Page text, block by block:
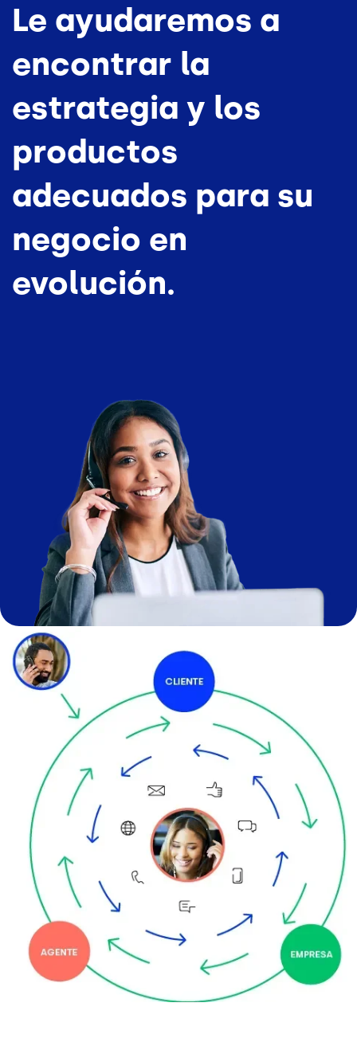
Le ayudaremos a
encontrar la
estrategia y los
productos
adecuados para su
negocio en
evolución.
Image